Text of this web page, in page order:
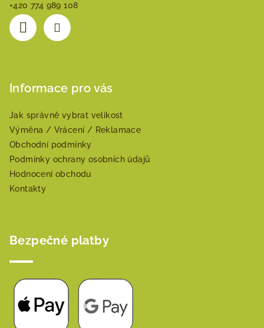
+420 774 989 108
Informace pro vás
Jak správně vybrat velikost
Výměna / Vrácení / Reklamace
Obchodní podmínky
Podmínky ochrany osobních údajů
Hodnocení obchodu
Kontakty
Bezpečné platby